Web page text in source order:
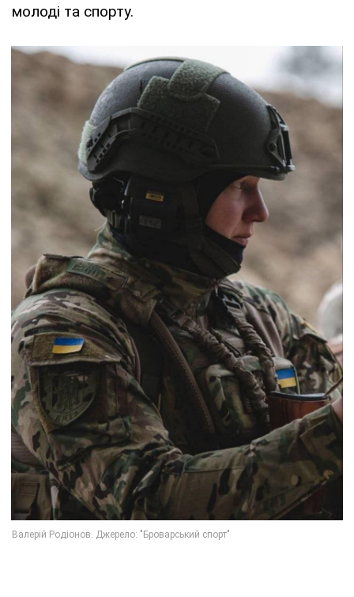
молоді та спорту.